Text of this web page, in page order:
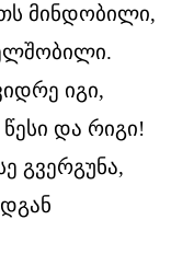
მინდობილი,
იგი,
და რიგი!
გვერგუნა,